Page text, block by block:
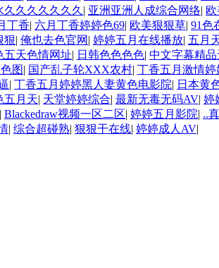
久久久久久久久 | 亚洲亚洲人成综合网络|
丁香| 六月丁香婷婷色69| 欧美狠狠草| 91色
狠| 俺也去色官网 | 婷婷五月在线播放| 五月
五天色情网址| 日韩色色色色| 中文字幕精
图| 国产乱子轮XXX农村| 丁香五月激情
| 丁香五月婷婷黑人妻黄色电影院| 日本黄
五月天| 天堂婷婷综合| 最新无毒无码AV| 婷
| Blackedraw视频一区二区| 婷婷五月影院| ..
| 综合超碰熟| 狠狠干在线| 婷婷成人AV|